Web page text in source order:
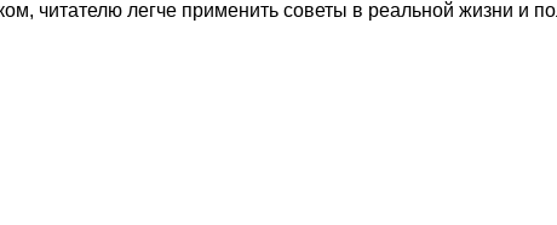
читателю легче применить советы в реальной жизни и